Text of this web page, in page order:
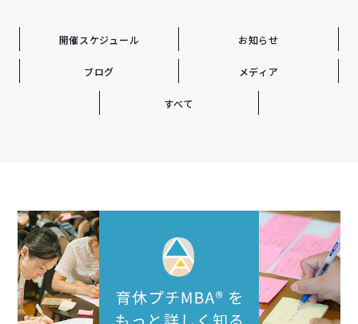
開催スケジュール お知らせ
ブログ メディア
すべて